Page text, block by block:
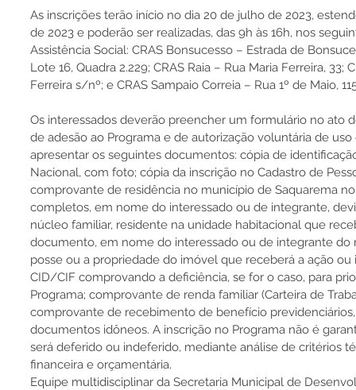
As inscrições terão início no dia 20 de julho de 2023,
de 2023 e poderão ser realizadas, das 9h às 16h, nos
Assistência Social: CRAS Bonsucesso – Estrada de
Lote 16, Quadra 2.229; CRAS Raia – Rua Maria Ferreira, 33;
Ferreira s/nº; e CRAS Sampaio Correia – Rua 1º de Maio,
Os interessados deverão preencher um formulário no ato
de adesão ao Programa e de autorização voluntária de
apresentar os seguintes documentos: cópia de
Nacional, com foto; cópia da inscrição no Cadastro de
comprovante de residência no município de Saquarema
completos, em nome do interessado ou de integrante,
núcleo familiar, residente na unidade habitacional que
documento, em nome do interessado ou de integrante
posse ou a propriedade do imóvel que receberá a ação
CID/CIF comprovando a deficiência, se for o caso, para
Programa; comprovante de renda familiar (Carteira de
comprovante de recebimento de benefício
documentos idôneos. A inscrição no Programa não é
será deferido ou indeferido, mediante análise de critérios
financeira e orçamentária.
Equipe multidisciplinar da Secretaria Municipal de